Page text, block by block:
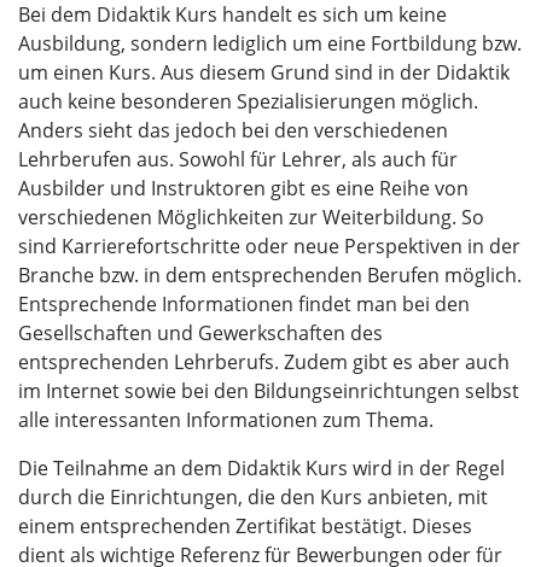
Bei dem Didaktik Kurs handelt es sich um keine
Ausbildung, sondern lediglich um eine Fortbildung bzw.
um einen Kurs. Aus diesem Grund sind in der Didaktik
auch keine besonderen Spezialisierungen möglich.
Anders sieht das jedoch bei den verschiedenen
Lehrberufen aus. Sowohl für Lehrer, als auch für
Ausbilder und Instruktoren gibt es eine Reihe von
verschiedenen Möglichkeiten zur Weiterbildung. So
sind Karrierefortschritte oder neue Perspektiven in der
Branche bzw. in dem entsprechenden Berufen möglich.
Entsprechende Informationen findet man bei den
Gesellschaften und Gewerkschaften des
entsprechenden Lehrberufs. Zudem gibt es aber auch
im Internet sowie bei den Bildungseinrichtungen selbst
alle interessanten Informationen zum Thema.
Die Teilnahme an dem Didaktik Kurs wird in der Regel
durch die Einrichtungen, die den Kurs anbieten, mit
einem entsprechenden Zertifikat bestätigt. Dieses
dient als wichtige Referenz für Bewerbungen oder für